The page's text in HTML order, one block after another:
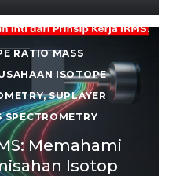
RATIO MASS
ISOTOPE
,SUPLAYER
Memahami
Isotop